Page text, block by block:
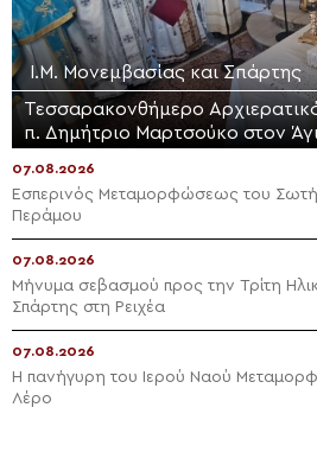
Ι.Μ. Μονεμβασίας και Σπάρτης
Τεσσαρακονθήμερο
π. Δημήτριο Μαρτσούκο στον
07.08.2026
Εσπερινός Μεταμορφώσεως του
Περάμου
07.08.2026
Μήνυμα σεβασμού προς την Τρίτη
Σπάρτης στη Ρειχέα
07.08.2026
Η πανήγυρη του Ιερού Ναού
Λέρο